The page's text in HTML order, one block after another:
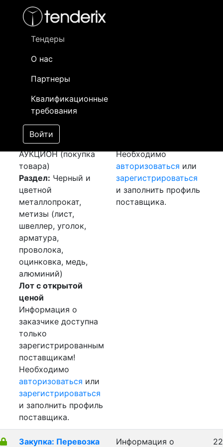
Тендеры
О нас
Партнеры
Квалификационные
требования
Войти
- активный лот
- сохраненный лот (не опубликован)
Закупка: Лист
оцинкованный
[Завершен]
Победитель выбран
Лот №:4146
АУКЦИОН (покупка
товара)
Раздел: Черный и
цветной
металлопрокат,
метизы (лист,
швеллер, уголок,
арматура,
проволока,
оцинковка, медь,
алюминий)
Лот с открытой
ценой
Информация о
заказчике доступна
только
зарегистрированным
поставщикам!
Необходимо
авторизоваться или
зарегистрироваться
и заполнить профиль
поставщика.
Необходимо
авторизоваться или
зарегистрироваться
и заполнить профиль
поставщика.
Закупка: Перевозка
Информация о